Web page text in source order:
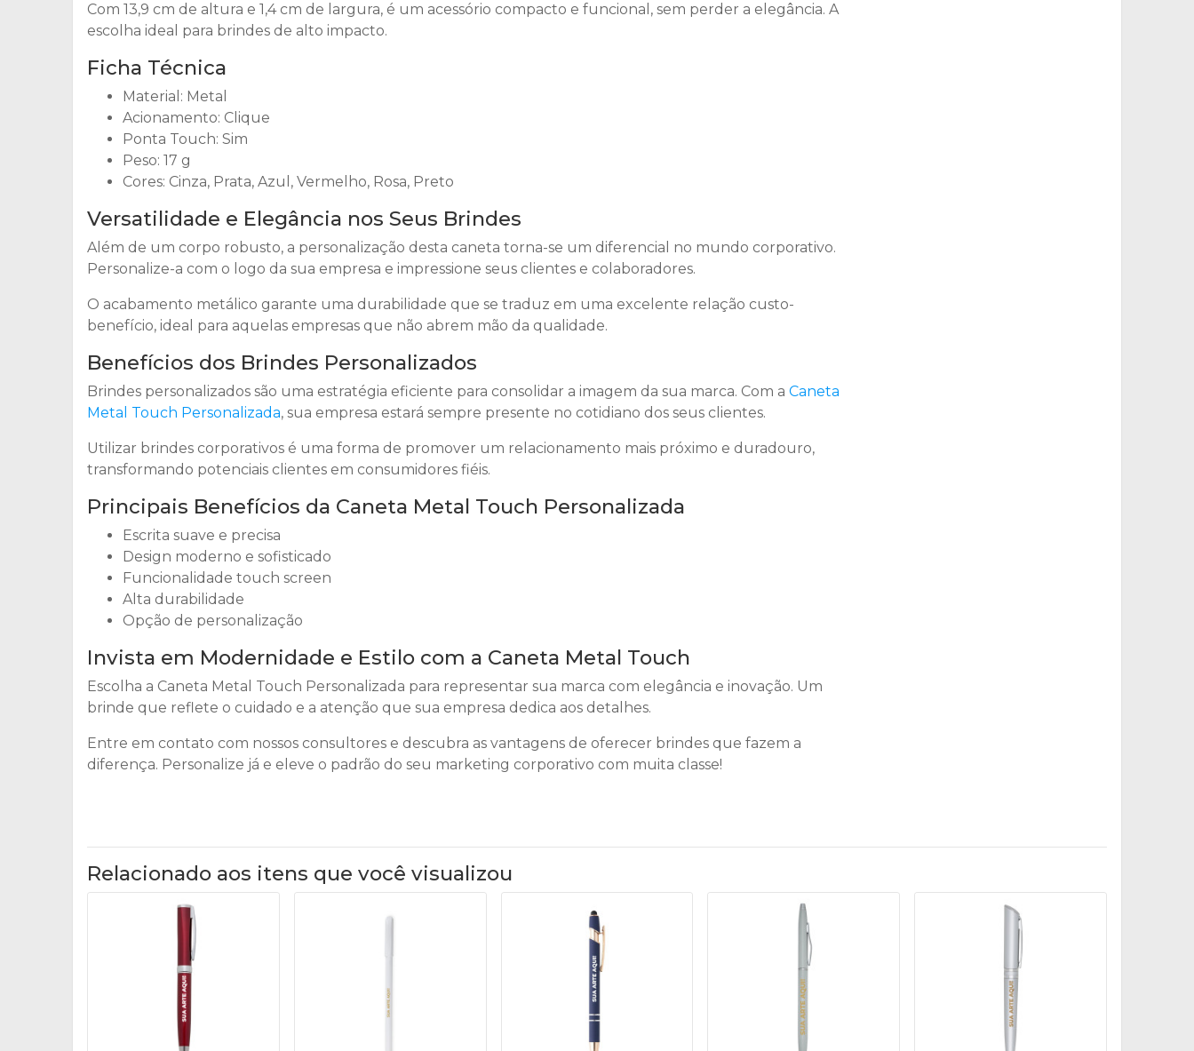
Com 13,9 cm de altura e 1,4 cm de largura, é um acessório compacto e funcional, sem perder a elegância. A
escolha ideal para brindes de alto impacto.
Ficha Técnica
Material: Metal
Acionamento: Clique
Ponta Touch: Sim
Peso: 17 g
Cores: Cinza, Prata, Azul, Vermelho, Rosa, Preto
Versatilidade e Elegância nos Seus Brindes
Além de um corpo robusto, a personalização desta caneta torna-se um diferencial no mundo corporativo.
Personalize-a com o logo da sua empresa e impressione seus clientes e colaboradores.
O acabamento metálico garante uma durabilidade que se traduz em uma excelente relação custo-
benefício, ideal para aquelas empresas que não abrem mão da qualidade.
Benefícios dos Brindes Personalizados
Brindes personalizados são uma estratégia eficiente para consolidar a imagem da sua marca. Com a Caneta
Metal Touch Personalizada, sua empresa estará sempre presente no cotidiano dos seus clientes.
Utilizar brindes corporativos é uma forma de promover um relacionamento mais próximo e duradouro,
transformando potenciais clientes em consumidores fiéis.
Principais Benefícios da Caneta Metal Touch Personalizada
Escrita suave e precisa
Design moderno e sofisticado
Funcionalidade touch screen
Alta durabilidade
Opção de personalização
Invista em Modernidade e Estilo com a Caneta Metal Touch
Escolha a Caneta Metal Touch Personalizada para representar sua marca com elegância e inovação. Um
brinde que reflete o cuidado e a atenção que sua empresa dedica aos detalhes.
Entre em contato com nossos consultores e descubra as vantagens de oferecer brindes que fazem a
diferença. Personalize já e eleve o padrão do seu marketing corporativo com muita classe!
Relacionado aos itens que você visualizou